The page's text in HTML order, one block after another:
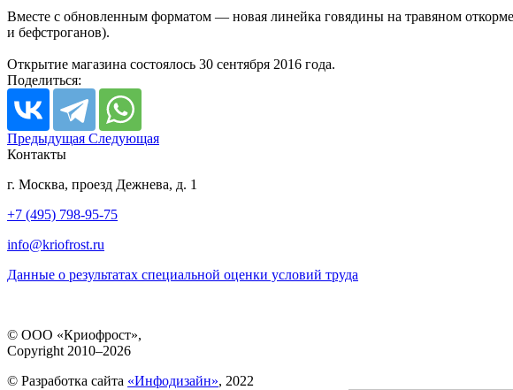
Вместе с обновленным форматом — новая линейка говядины на травяном
и бефстроганов).
Открытие магазина состоялось 30 сентября 2016 года.
Поделиться:
Предыдущая Следующая
Контакты
г. Москва, проезд Дежнева, д. 1
+7 (495) 798-95-75
info@kriofrost.ru
Данные о результатах специальной оценки условий труда
© ООО «Криофрост»,
Copyright 2010–2026
© Разработка сайта «Инфодизайн», 2022